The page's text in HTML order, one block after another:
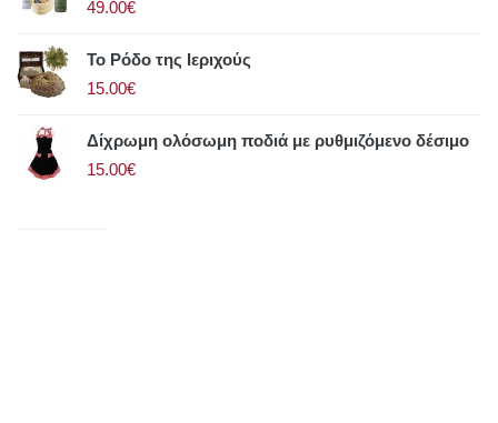
49.00€
Το Ρόδο της Ιεριχούς
15.00€
Δίχρωμη ολόσωμη ποδιά με ρυθμιζόμενο δέσιμο
15.00€